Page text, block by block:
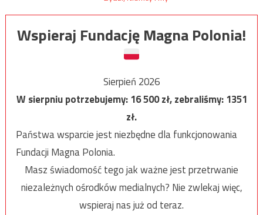
Wspieraj Fundację Magna Polonia!
Sierpień 2026
W sierpniu potrzebujemy:16 500zł, zebraliśmy:1351
zł.
Państwa wsparcie jest niezbędne dla funkcjonowania
Fundacji Magna Polonia.
Masz świadomość tego jak ważne jest przetrwanie
niezależnych ośrodków medialnych? Nie zwlekaj więc,
wspieraj nas już od teraz.